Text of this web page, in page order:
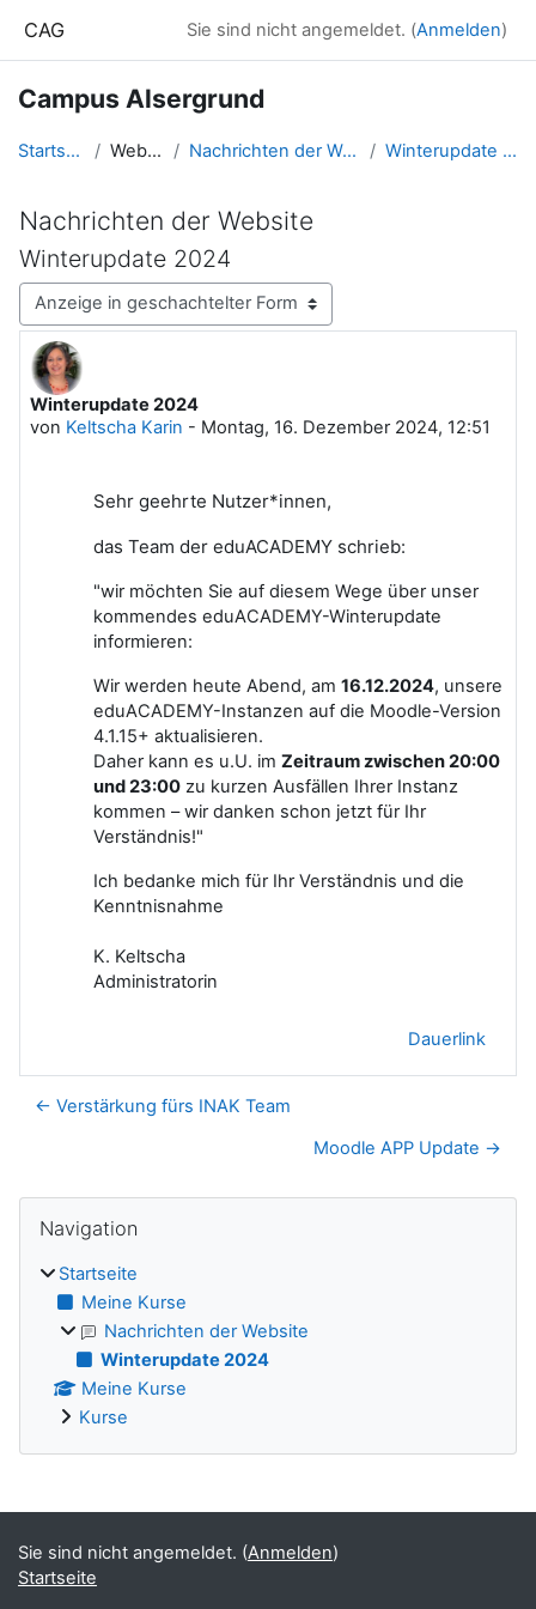
CAG Sie sind nicht angemeldet. (Anmelden)
Campus Alsergrund
Startseite Website Nachrichten der Website Winterupdate 2024
Nachrichten der Website
Winterupdate 2024
Anzeigemodus
Winterupdate 2024
von Keltscha Karin - Montag, 16. Dezember 2024, 12:51
Anzahl Antworten: 0
Sehr geehrte Nutzer*innen,
das Team der eduACADEMY schrieb:
"wir möchten Sie auf diesem Wege über unser
kommendes eduACADEMY-Winterupdate
informieren:
Wir werden heute Abend, am 16.12.2024, unsere
eduACADEMY-Instanzen auf die Moodle-Version
4.1.15+ aktualisieren.
Daher kann es u.U. im Zeitraum zwischen 20:00
und 23:00 zu kurzen Ausfällen Ihrer Instanz
kommen – wir danken schon jetzt für Ihr
Verständnis!"
Ich bedanke mich für Ihr Verständnis und die
Kenntnisnahme
K. Keltscha
Administratorin
Dauerlink
← Verstärkung fürs INAK Team
Moodle APP Update →
Blöcke
Navigation
Startseite
Meine Kurse
Nachrichten der Website
Winterupdate 2024
Meine Kurse
Kurse
Ergänzungsblöcke
Sie sind nicht angemeldet. (Anmelden)
Startseite